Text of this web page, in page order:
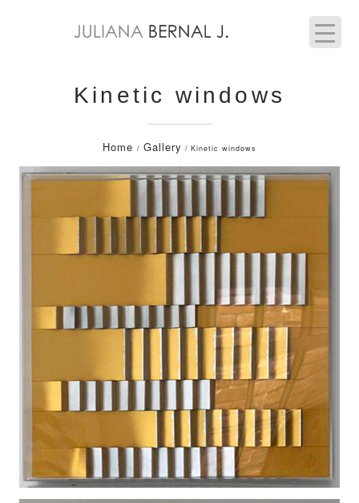
Kinetic windows
Home / Gallery / Kinetic windows